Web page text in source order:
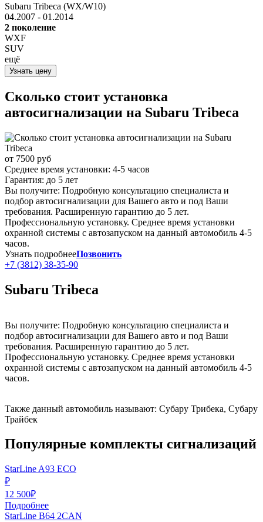
Subaru Tribeca (WX/W10)
04.2007 - 01.2014
2 поколение
WXF
SUV
ещё
Узнать цену
Сколько стоит установка
автосигнализации на Subaru Tribeca
от 7500 руб
Среднее время установки: 4-5 часов
Гарантия: до 5 лет
Вы получите: Подробную консультацию специалиста и
подбор автосигнализации для Вашего авто и под Ваши
требования. Расширенную гарантию до 5 лет.
Профессиональную установку. Среднее время установки
охранной системы с автозапуском на данный автомобиль 4-5
часов.
Узнать подробнееПозвонить
+7 (3812) 38-35-90
Subaru Tribeca
Вы получите: Подробную консультацию специалиста и
подбор автосигнализации для Вашего авто и под Ваши
требования. Расширенную гарантию до 5 лет.
Профессиональную установку. Среднее время установки
охранной системы с автозапуском на данный автомобиль 4-5
часов.
Также данный автомобиль называют: Субару Трибека, Субару
Трайбек
Популярные комплекты сигнализаций
StarLine A93 ECO
₽
12 500₽
Подробнее
StarLine B64 2CAN